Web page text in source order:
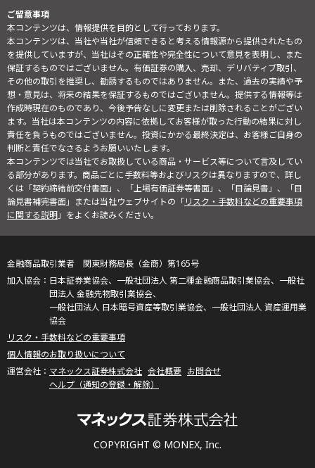
ご留意事項
本コンテンツは、情報提供を目的として行っております。
本コンテンツは、当社や当社が信頼できると考える情報源から提供されたもの
を提供していますが、当社はその正確性や完全性について意見を表明し、また
保証するものではございません。有価証券の購入、売却、デリバティブ取引、
その他の取引を推奨し、勧誘するものではありません。また、過去の実績や予
想・意見は、将来の結果を保証するものではございません。提供する情報等は
作成時現在のものであり、今後予告なしに変更または削除されることがござい
ます。当社は本コンテンツの内容に依拠してお客様が取った行動の結果に対し
責任を負うものではございません。投資にかかる最終決定は、お客様ご自身の
判断と責任でなさるようお願いいたします。
本コンテンツでは当社でお取扱している商品・サービス等について言及してい
る部分があります。商品ごとに手数料等およびリスクは異なりますので、詳し
くは「契約締結前交付書面」、「上場有価証券等書面」、「目論見書」、「目
論見書補完書面」または当社ウェブサイトの「リスク・手数料などの重要事項
に関する説明」をよくお読みください。
COPYRIGHT © MONEX, Inc.
金融商品取引業者 関東財務局長（金商）第165号
日本証券業協会、一般社団法人 第二種金融商品取引業協会、一般社
団法人 金融先物取引業協会、
一般社団法人 日本暗号資産等取引業協会、一般社団法人 資産運用業
協会
リスク・手数料などの重要事項
個人情報のお取り扱いについて
マネックス証券株式会社 会社概要 お問合せ
ヘルプ（通知の登録・解除）